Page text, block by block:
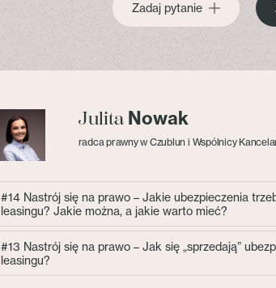
Zadaj pytanie
Julita Nowak
radca prawny w Czublun i Wspólnicy
#14 Nastrój się na prawo – Jakie ubezpieczenia
leasingu? Jakie można, a jakie warto mieć?
#13 Nastrój się na prawo – Jak się „sprzedają”
leasingu?